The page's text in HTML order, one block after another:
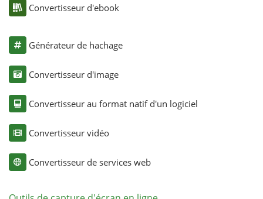
Convertisseur d'ebook
Générateur de hachage
Convertisseur d'image
Convertisseur au format natif d'un logiciel
Convertisseur vidéo
Convertisseur de services web